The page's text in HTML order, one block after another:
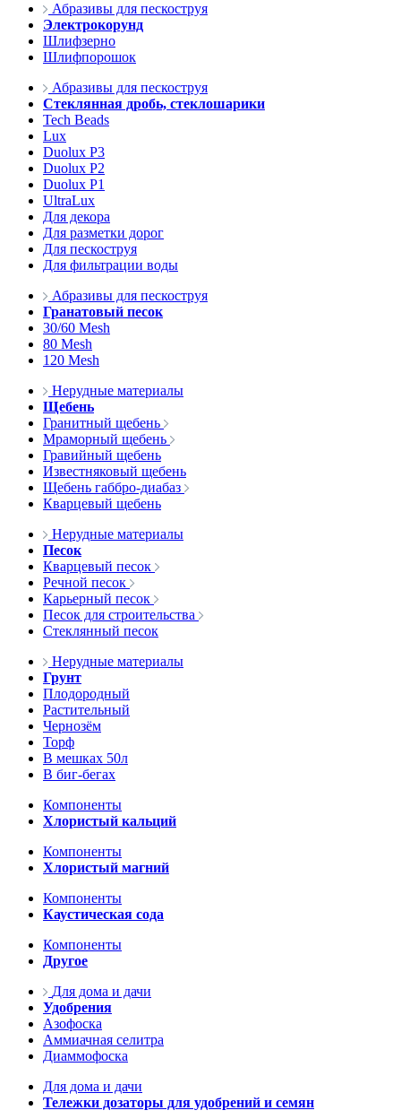
Абразивы для пескоструя
Электрокорунд
Шлифзерно
Шлифпорошок
Абразивы для пескоструя
Стеклянная дробь, стеклошарики
Tech Beads
Lux
Duolux P3
Duolux P2
Duolux P1
UltraLux
Для декора
Для разметки дорог
Для пескоструя
Для фильтрации воды
Абразивы для пескоструя
Гранатовый песок
30/60 Mesh
80 Mesh
120 Mesh
Нерудные материалы
Щебень
Гранитный щебень
Мраморный щебень
Гравийный щебень
Известняковый щебень
Щебень габбро-диабаз
Кварцевый щебень
Нерудные материалы
Песок
Кварцевый песок
Речной песок
Карьерный песок
Песок для строительства
Стеклянный песок
Нерудные материалы
Грунт
Плодородный
Растительный
Чернозём
Торф
В мешках 50л
В биг-бегах
Компоненты
Хлористый кальций
Компоненты
Хлористый магний
Компоненты
Каустическая сода
Компоненты
Другое
Для дома и дачи
Удобрения
Азофоска
Аммиачная селитра
Диаммофоска
Для дома и дачи
Тележки дозаторы для удобрений и семян